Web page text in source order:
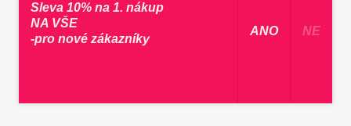
Sleva 10% na 1. nákup
NA VŠE
-pro nové zákazníky
​ ANO ​ NE